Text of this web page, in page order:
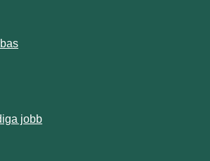
annan webbplats.
Länk till annan webbplats.
webbplats.
jobb